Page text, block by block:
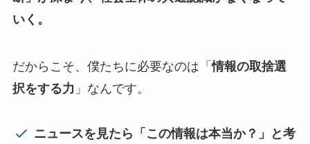
いく。
だからこそ、僕たちに必要なのは「情報の取捨選
択をする力 」なんです。
ニュースを見たら「この情報は本当か？」と考